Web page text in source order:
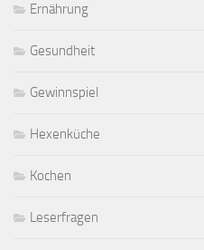
Ernährung
Gesundheit
Gewinnspiel
Hexenküche
Kochen
Leserfragen